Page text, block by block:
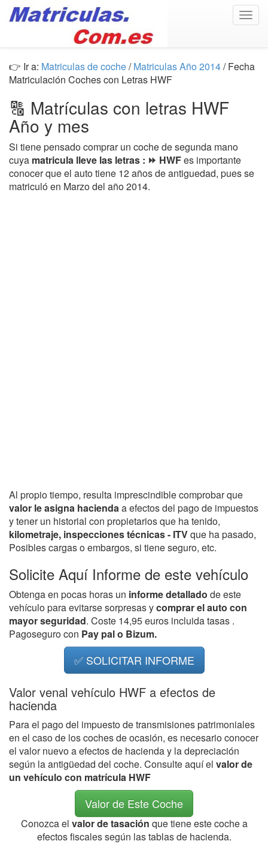
👉 Ir a: Matriculas de coche/Matriculas Año 2014/ Fecha
Matriculación Coches con Letras HWF
🔠 Matrículas con letras HWF
Año y mes
Si tiene pensado comprar un coche de segunda mano
cuya matricula lleve las letras : ⏩ HWFes importante
conocer que el auto tiene 12 años de antiguedad, pues se
matriculó en Marzo del año 2014.
Al propio tiempo, resulta imprescindible comprobar que
valor le asigna haciendaa efectos del pago de impuestos
y tener un historial con propietarios que ha tenido,
kilometraje, inspecciones técnicas - ITVque ha pasado,
Posibles cargas o embargos, si tiene seguro, etc.
Solicite Aquí Informe de este vehículo
Obtenga en pocas horas un informe detallado de este
vehículo para evitarse sorpresas ycomprar el auto con
mayor seguridad. Coste 14,95 euros incluida tasas .
Pagoseguro con Pay pal o Bizum.
✅ SOLICITAR INFORME
Valor venal vehículo HWF a efectos de
hacienda
Para el pago del impuesto de transmisiones patrimoniales
en el caso de los coches de ocasión, es necesario conocer
el valor nuevo a efectos de hacienda y la depreciación
según la antigüedad del coche. Consulte aquí el valor de
un vehículo con matrícula HWF
Valor de Este Coche
Conozca el valor de tasación que tiene este coche a
efectos fiscales según las tablas de hacienda.